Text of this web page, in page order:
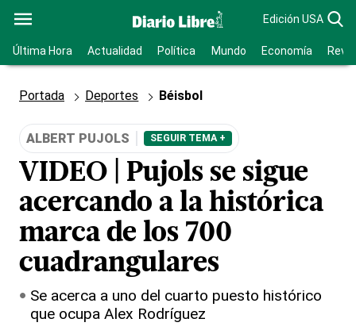
Edición USA
Última Hora Actualidad Política Mundo Economía
Portada Deportes Béisbol
ALBERT PUJOLS SEGUIR TEMA +
VIDEO | Pujols se sigue
acercando a la histórica
marca de los 700
cuadrangulares
Se acerca a uno del cuarto puesto histórico
que ocupa Alex Rodríguez